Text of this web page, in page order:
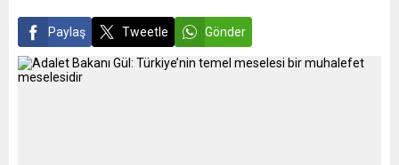
Paylaş Tweetle Gönder